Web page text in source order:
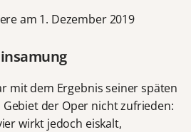
am 1. Dezember 2019
mit dem Ergebnis seiner späten
der Oper nicht zufrieden:
wirkt jedoch eiskalt,